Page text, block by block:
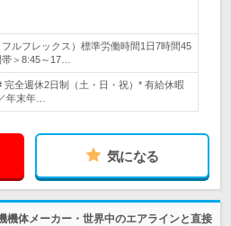
ルフレックス）標準労働時間1日7時間45
＞8:45～17…
完全週休2日制（土・日・祝）* 有給休暇
年末年…
気になる
体メーカー・世界中のエアラインと直接